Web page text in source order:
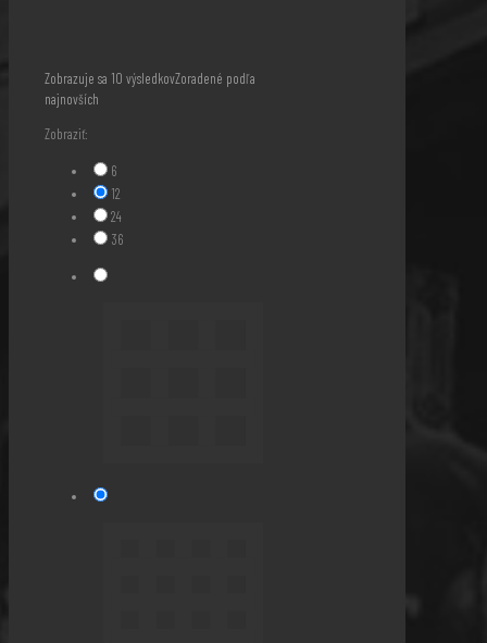
Zobrazuje sa 10 výsledkovZoradené podľa
najnovších
Zobraziť:
6
12
24
36